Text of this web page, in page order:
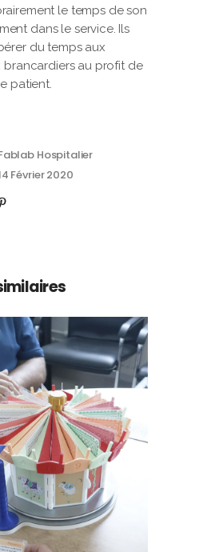
le temps de son
dans le service. Ils
du temps aux
brancardiers au profit de
patient.
Hospitalier
Février 2020
de Rôle
de Soins,
et
en
de Bicêtre
hospitalier